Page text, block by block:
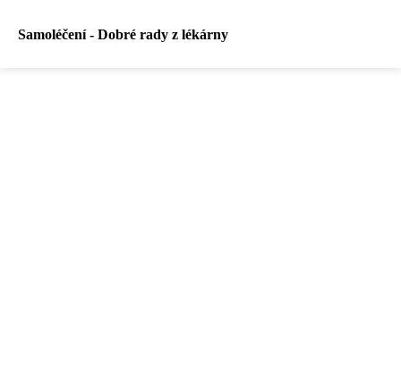
Samoléčení - Dobré rady z lékárny